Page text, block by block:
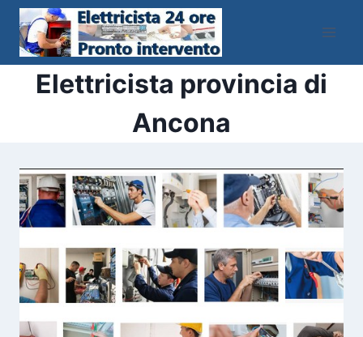
Salta
contenuto
Elettricista provincia di
Ancona